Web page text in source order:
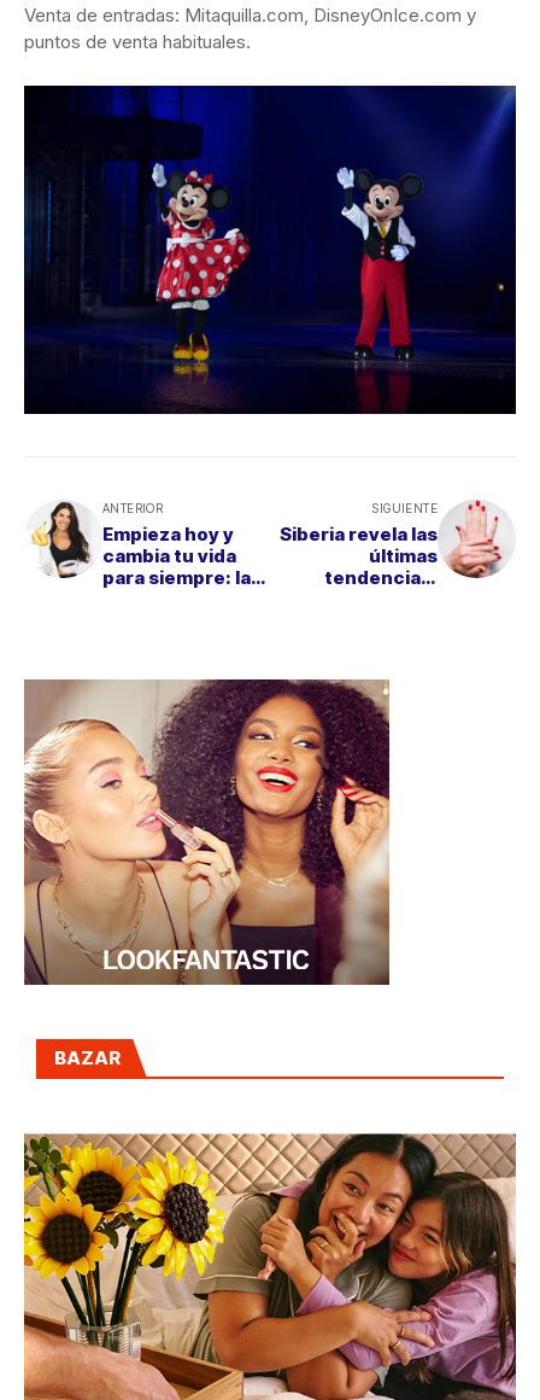
Venta de entradas: Mitaquilla.com, DisneyOnIce.com y
puntos de venta habituales.
ANTERIOR
Empieza hoy y
cambia tu vida
para siempre: la
SIGUIENTE
Siberia revela las
últimas
tendencias:
BAZAR